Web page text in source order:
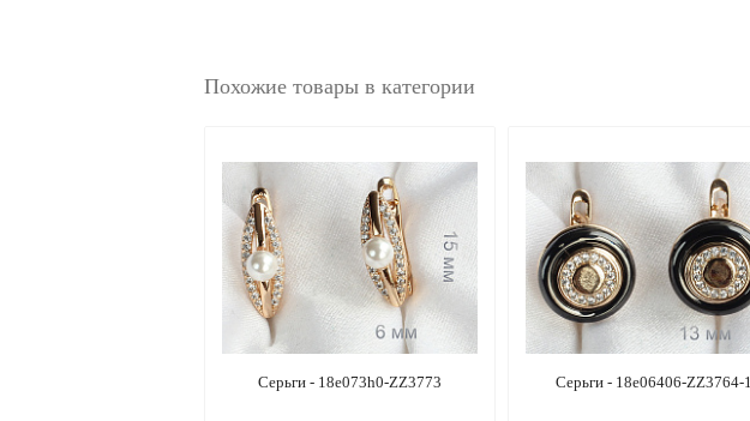
Похожие товары в категории
Серьги - 18e073h0-ZZ3773 Серьги - 18e06406-ZZ3764-1